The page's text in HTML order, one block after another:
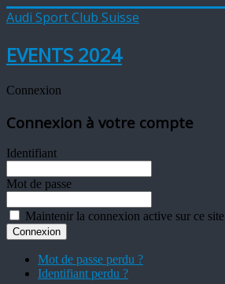
Audi Sport Club Suisse
EVENTS 2024
Connexion
Connexion à votre compte
Identifiant
Mot de passe
Maintenir la connexion active sur ce site
Mot de passe perdu ?
Identifiant perdu ?